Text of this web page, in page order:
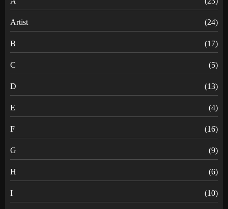
Artist (24)
B (17)
C (5)
D (13)
E (4)
F (16)
G (9)
H (6)
I (10)